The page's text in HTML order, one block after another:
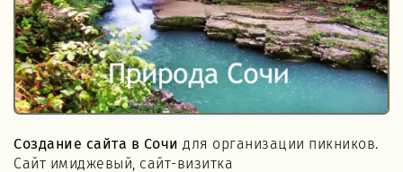
Создание сайта в Сочи для организации пикников.
Сайт имиджевый, сайт-визитка